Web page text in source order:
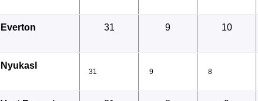
Everton 31 9 10
Nyukasl
31 9 8